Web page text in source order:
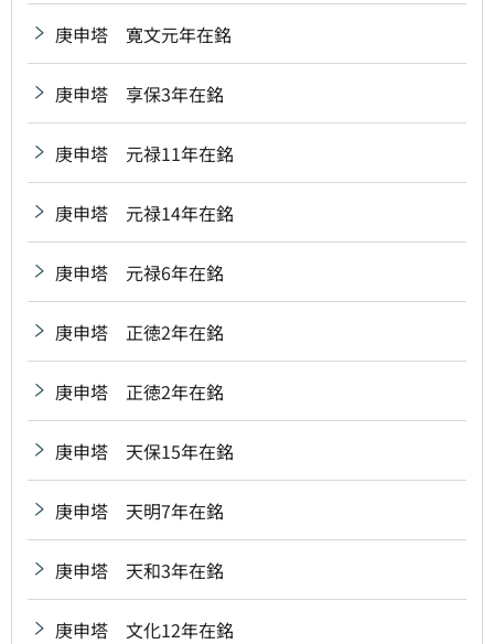
庚申塔 寛文元年在銘
庚申塔 享保3年在銘
庚申塔 元禄11年在銘
庚申塔 元禄14年在銘
庚申塔 元禄6年在銘
庚申塔 正徳2年在銘
庚申塔 正徳2年在銘
庚申塔 天保15年在銘
庚申塔 天明7年在銘
庚申塔 天和3年在銘
庚申塔 文化12年在銘